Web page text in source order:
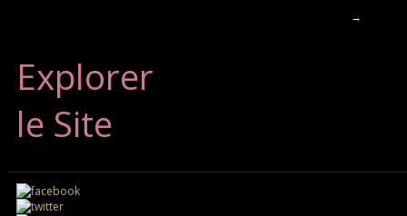
→
Explorer
le Site